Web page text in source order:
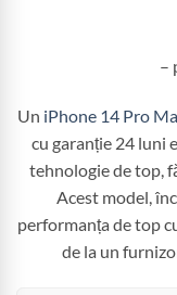
–
Un iPhone 14 Pro
cu garanție 24 luni
tehnologie de top,
Acest model,
performanța de top
de la un